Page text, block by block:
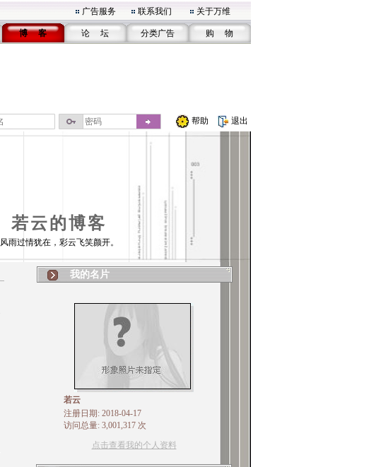
广告服务 联系我们 关于万维
博 客 论 坛 分类广告 购 物
帮助 退出
若云的博客
风雨过情犹在，彩云飞笑颜开。
我的名片
若云
注册日期: 2018-04-17
访问总量: 3,001,317 次
点击查看我的个人资料